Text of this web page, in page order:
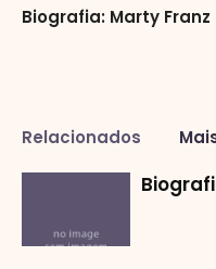
Biografia: Marty Franz
Relacionados